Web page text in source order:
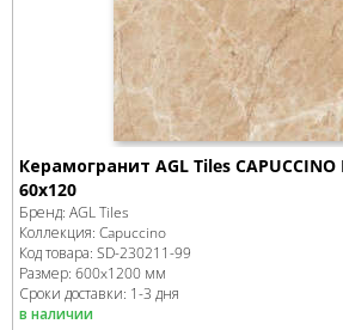
Керамогранит AGL Tiles CAPUCCINO
60x120
Бренд: AGL Tiles
Коллекция: Capuccino
Код товара: SD-230211-99
Размер: 600x1200 мм
Сроки доставки: 1-3 дня
в наличии